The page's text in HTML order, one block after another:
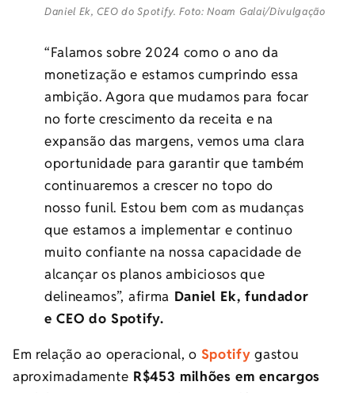
Daniel Ek, CEO do Spotify. Foto: Noam Galai/Divulgação
“Falamos sobre 2024 como o ano da
monetização e estamos cumprindo essa
ambição. Agora que mudamos para focar
no forte crescimento da receita e na
expansão das margens, vemos uma clara
oportunidade para garantir que também
continuaremos a crescer no topo do
nosso funil. Estou bem com as mudanças
que estamos a implementar e continuo
muito confiante na nossa capacidade de
alcançar os planos ambiciosos que
delineamos”, afirma Daniel Ek, fundador
e CEO do Spotify.
Em relação ao operacional, o Spotify gastou
aproximadamente R$453 milhões em encargos